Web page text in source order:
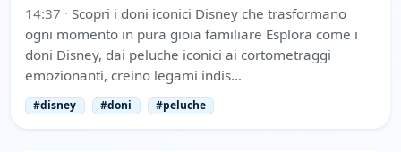
14:37 · Scopri i doni iconici Disney che trasformano
ogni momento in pura gioia familiare Esplora come i
doni Disney, dai peluche iconici ai cortometraggi
emozionanti, creino legami indis…
#disney #doni #peluche